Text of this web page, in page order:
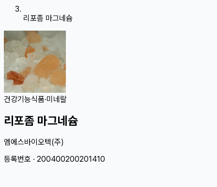
리포좀 마그네슘
건강기능식품·미네랄
리포좀 마그네슘
엠에스바이오텍(주)
등록번호 · 200400200201410